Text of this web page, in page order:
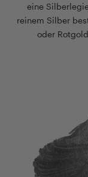
eine
reinem Silber
oder